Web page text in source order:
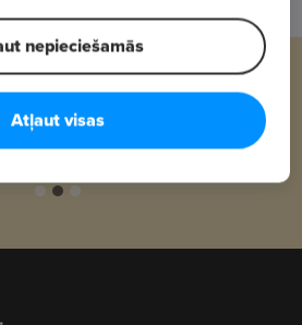
nepieciešamās
Atļaut visas